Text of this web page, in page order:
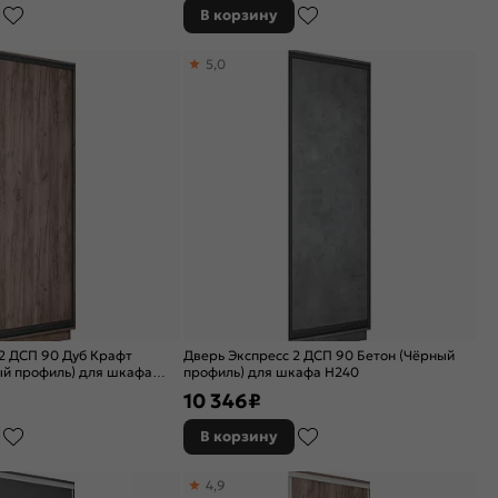
В корзину
ДСП 90 Дуб Крафт
профиль) для шкафа
Дверь Экспресс 2 ДСП 90 Бетон (Чёрный
профиль) для шкафа Н240
5,0
10 346₽
В корзину
4,9